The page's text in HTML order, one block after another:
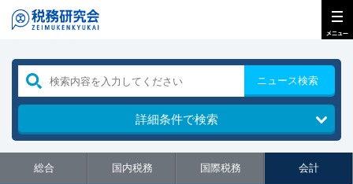
ニュース検索
詳細条件で検索
総合 国内税務 国際税務 会計